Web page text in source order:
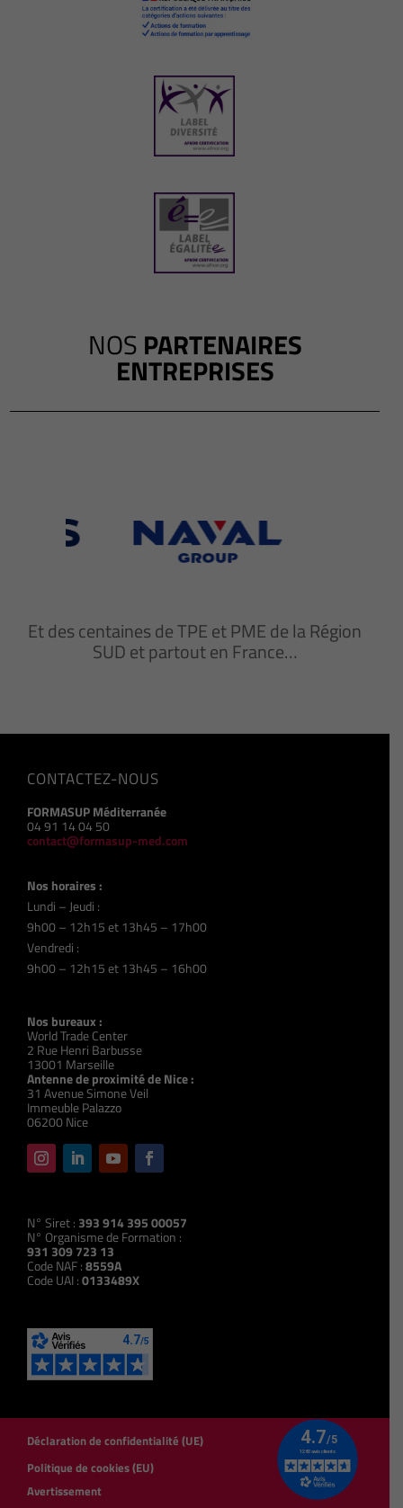
NOS PARTENAIRES
ENTREPRISES
Et des centaines de TPE et PME de la Région
SUD et partout en France…
CONTACTEZ-NOUS
FORMASUP Méditerranée
04 91 14 04 50
contact@formasup-med.com
Nos horaires :
Lundi – Jeudi :
9h00 – 12h15 et 13h45 – 17h00
Vendredi :
9h00 – 12h15 et 13h45 – 16h00
Nos bureaux :
World Trade Center
2 Rue Henri Barbusse
13001 Marseille
Antenne de proximité de Nice :
31 Avenue Simone Veil
Immeuble Palazzo
06200 Nice
N° Siret : 393 914 395 00057
N° Organisme de Formation :
931 309 723 13
Code NAF :8559A
Code UAI :0133489X
Déclaration de confidentialité (UE)
Politique de cookies (EU)
Avertissement